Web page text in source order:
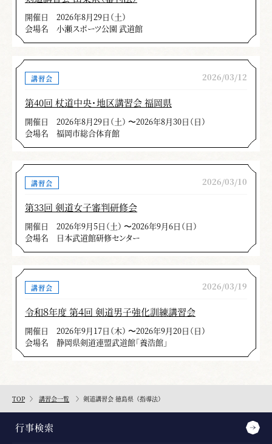
開催日
2026年8月29日（土）
会場名
小瀬スポーツ公園 武道館
講習会 2026/03/12
第40回 杖道中央・地区講習会 福岡県
開催日
2026年8月29日（土） 〜2026年8月30日（日）
会場名
福岡市総合体育館
講習会 2026/03/10
第33回 剣道女子審判研修会
開催日
2026年9月5日（土） 〜2026年9月6日（日）
会場名
日本武道館研修センター
講習会 2026/03/19
令和８年度 第４回 剣道男子強化訓練講習会
開催日
2026年9月17日（木） 〜2026年9月20日（日）
会場名
静岡県剣道連盟武道館「養浩館」
TOP 講習会一覧 剣道講習会 徳島県（指導法）
行事検索